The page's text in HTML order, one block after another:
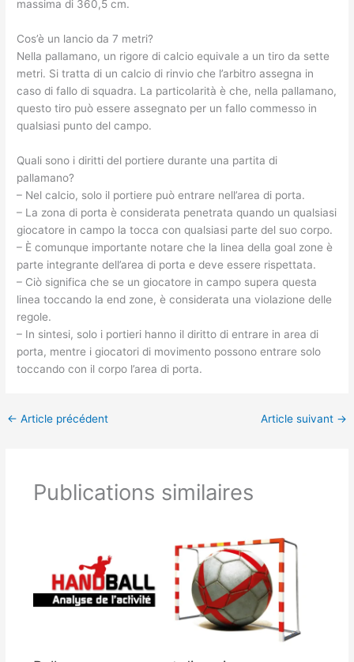
massima di 360,5 cm.
Cos’è un lancio da 7 metri?
Nella pallamano, un rigore di calcio equivale a un tiro da sette
metri. Si tratta di un calcio di rinvio che l’arbitro assegna in
caso di fallo di squadra. La particolarità è che, nella pallamano,
questo tiro può essere assegnato per un fallo commesso in
qualsiasi punto del campo.
Quali sono i diritti del portiere durante una partita di
pallamano?
– Nel calcio, solo il portiere può entrare nell’area di porta.
– La zona di porta è considerata penetrata quando un qualsiasi
giocatore in campo la tocca con qualsiasi parte del suo corpo.
– È comunque importante notare che la linea della goal zone è
parte integrante dell’area di porta e deve essere rispettata.
– Ciò significa che se un giocatore in campo supera questa
linea toccando la end zone, è considerata una violazione delle
regole.
– In sintesi, solo i portieri hanno il diritto di entrare in area di
porta, mentre i giocatori di movimento possono entrare solo
toccando con il corpo l’area di porta.
← Article précédent Article suivant →
Publications similaires